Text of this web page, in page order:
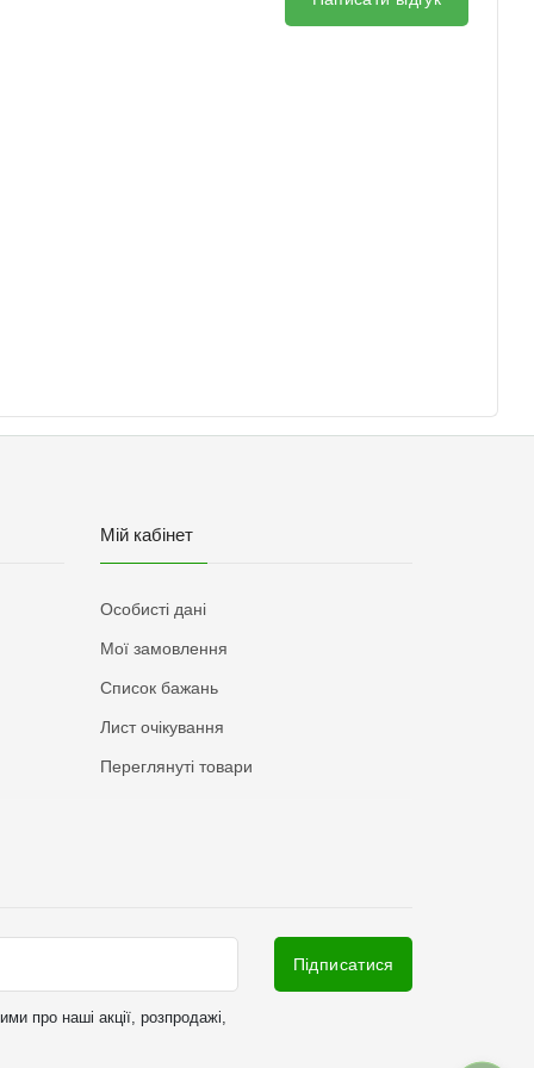
Мій кабінет
Особисті дані
Мої замовлення
Список бажань
Лист очікування
Переглянуті товари
про наші акції, розпродажі,
Підписатися